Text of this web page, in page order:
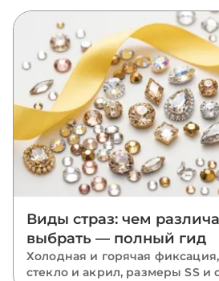
вести стежки через
крепление капли, риволи и
ошибки роняют камни.
Виды страз: чем
выбрать — полный гид
Холодная и горячая
стекло и акрил, размеры SS и